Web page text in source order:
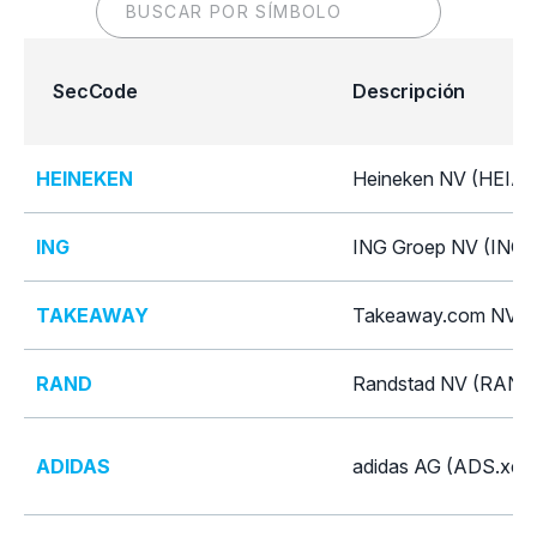
SecCode Descripción
HEINEKEN Heineken NV
ING ING Groep NV
TAKEAWAY Takeaway.com NV
RAND Randstad NV
ADIDAS adidas AG